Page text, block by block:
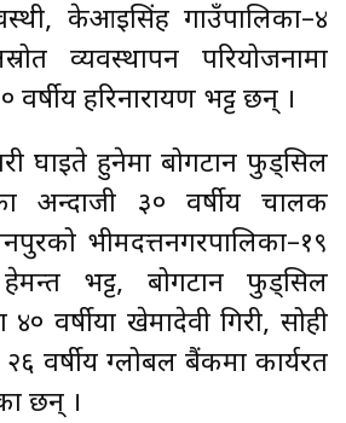
केआइसिंह गाउँपालिका–४
व्यवस्थापन परियोजनामा
वर्षीय हरिनारायण भट्ट छन् ।
घाइते हुनेमा बोगटान फुड्सिल
अन्दाजी ३० वर्षीय चालक
भीमदत्तनगरपालिका–१९
भट्ट, बोगटान फुड्सिल
वर्षीया खेमादेवी गिरी, सोही
वर्षीय ग्लोबल बैंकमा कार्यरत
छन् ।